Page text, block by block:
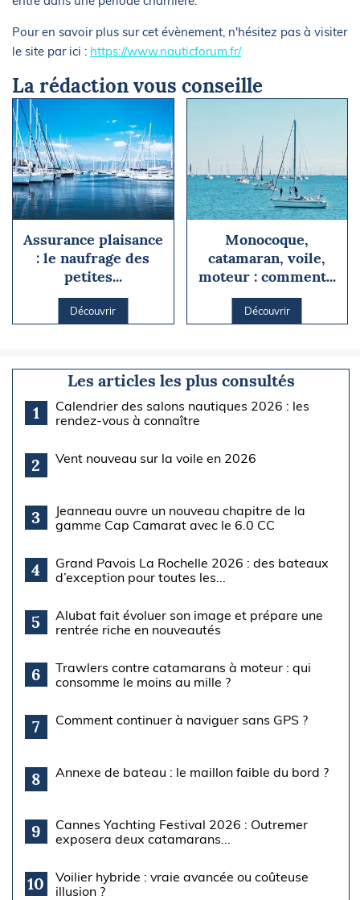
Pour en savoir plus sur cet évènement, n'hésitez pas à visiter
le site par ici : https://www.nauticforum.fr/
La rédaction vous conseille
Assurance plaisance
: le naufrage des
petites...
Découvrir
Monocoque,
catamaran, voile,
moteur : comment...
Découvrir
Les articles les plus consultés
1
Calendrier des salons nautiques 2026 : les
rendez-vous à connaître
2 Vent nouveau sur la voile en 2026
3
Jeanneau ouvre un nouveau chapitre de la
gamme Cap Camarat avec le 6.0 CC
4
Grand Pavois La Rochelle 2026 : des bateaux
d’exception pour toutes les...
5
Alubat fait évoluer son image et prépare une
rentrée riche en nouveautés
6
Trawlers contre catamarans à moteur : qui
consomme le moins au mille ?
7 Comment continuer à naviguer sans GPS ?
8 Annexe de bateau : le maillon faible du bord ?
9
Cannes Yachting Festival 2026 : Outremer
exposera deux catamarans...
10
Voilier hybride : vraie avancée ou coûteuse
illusion ?